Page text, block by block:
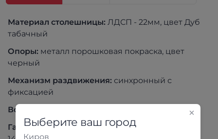
Материал столешницы: ЛДСП - 22мм, цвет Дуб
табачный
Опоры: металл порошковая покраска, цвет
черный
Механизм раздвижения: синхронный с
фиксацией
Вставка:
Габариты стола в разложенном виде ШхВхГ:
Выберите ваш город
Киров